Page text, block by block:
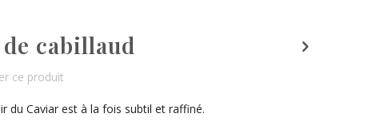
cabillaud
ce produit
du Caviar est à la fois subtil et raffiné.